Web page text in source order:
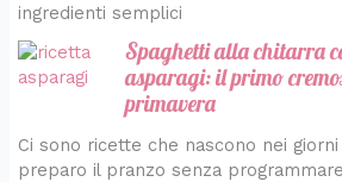
ingredienti semplici
Spaghetti alla chitarra
asparagi: il primo
primavera
Ci sono ricette che nascono nei
preparo il pranzo senza